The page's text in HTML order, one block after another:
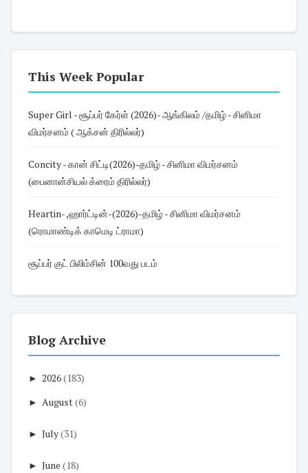
This Week Popular
Super Girl - சூப்பர் கேர்ள் (2026)- ஆங்கிலம் /தமிழ் - சினிமா
விமர்சனம் ( ஆக்சன் திரில்லர்)
Concity - கான் சிட்டி(2026)-தமிழ் - சினிமா விமர்சனம்
(பைனான்சியல் க்ரைம் திரில்லர்)
Heartin- ,ஹார்ட்டின்-(2026)-தமிழ் - சினிமா விமர்சனம்
(ரொமாண்டிக் காமெடி ட்ராமா)
சூப்பர் குட் பிலிம்சின் 100வது படம்
Blog Archive
► 2026(183)
► August(6)
► July(31)
► June (18)